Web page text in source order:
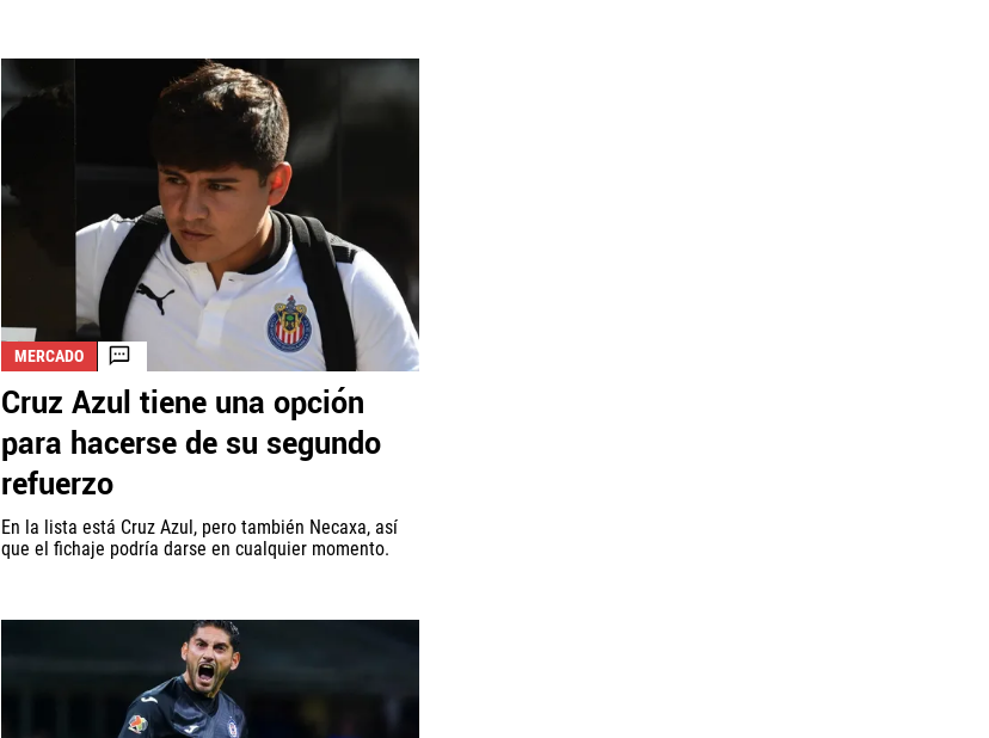
MERCADO
Cruz Azul tiene una opción
para hacerse de su segundo
refuerzo
En la lista está Cruz Azul, pero también Necaxa, así
que el fichaje podría darse en cualquier momento.